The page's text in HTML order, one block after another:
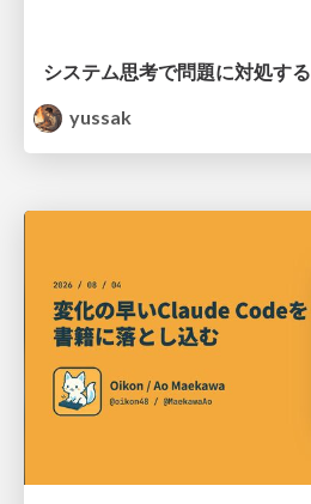
システム思考で問題に対処する
yussak